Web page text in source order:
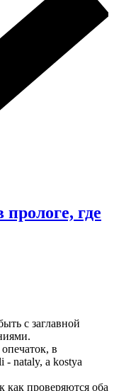
прологе, где
с заглавной
в
- nataly, а kostya
как проверяются оба